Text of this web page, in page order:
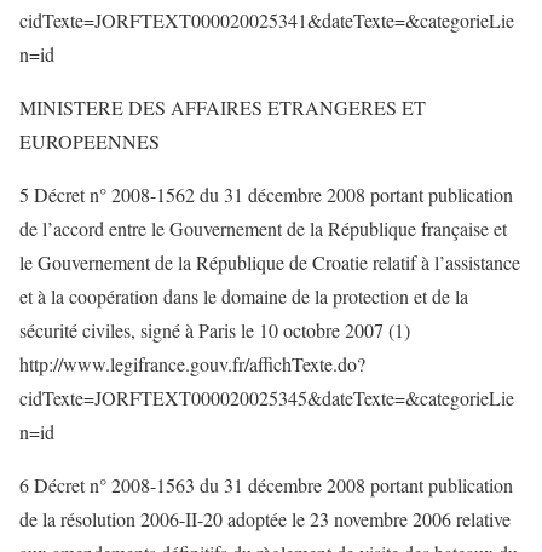
cidTexte=JORFTEXT000020025341&dateTexte=&categorieLie
n=id
MINISTERE DES AFFAIRES ETRANGERES ET
EUROPEENNES
5 Décret n° 2008-1562 du 31 décembre 2008 portant publication
de l’accord entre le Gouvernement de la République française et
le Gouvernement de la République de Croatie relatif à l’assistance
et à la coopération dans le domaine de la protection et de la
sécurité civiles, signé à Paris le 10 octobre 2007 (1)
http://www.legifrance.gouv.fr/affichTexte.do?
cidTexte=JORFTEXT000020025345&dateTexte=&categorieLie
n=id
6 Décret n° 2008-1563 du 31 décembre 2008 portant publication
de la résolution 2006-II-20 adoptée le 23 novembre 2006 relative